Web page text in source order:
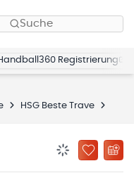
Suche
Registrierung
HSG Beste Trave
ZU